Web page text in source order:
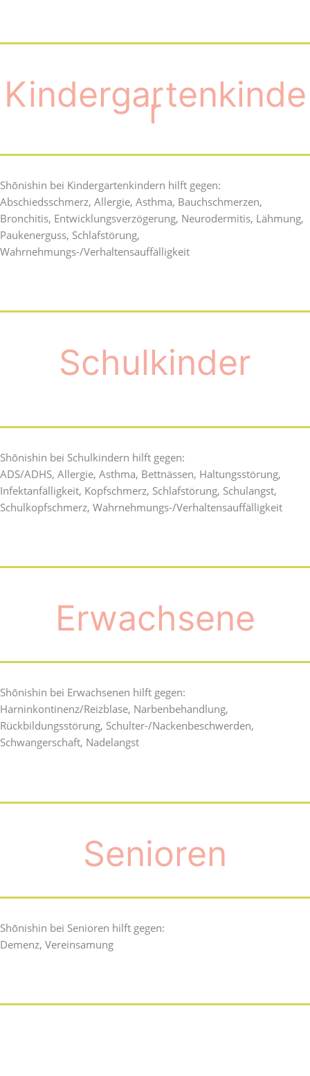
Kindergartenkinde
r
Shōnishin bei Kindergartenkindern hilft gegen:
Abschiedsschmerz, Allergie, Asthma, Bauchschmerzen,
Bronchitis, Entwicklungsverzögerung, Neurodermitis, Lähmung,
Paukenerguss, Schlafstörung,
Wahrnehmungs-/Verhaltensauffälligkeit
Schulkinder
Shōnishin bei Schulkindern hilft gegen:
ADS/ADHS, Allergie, Asthma, Bettnässen, Haltungsstörung,
Infektanfälligkeit, Kopfschmerz, Schlafstörung, Schulangst,
Schulkopfschmerz, Wahrnehmungs-/Verhaltensauffälligkeit
Erwachsene
Shōnishin bei Erwachsenen hilft gegen:
Harninkontinenz/Reizblase, Narbenbehandlung,
Rückbildungsstörung, Schulter-/Nackenbeschwerden,
Schwangerschaft, Nadelangst
Senioren
Shōnishin bei Senioren hilft gegen:
Demenz, Vereinsamung